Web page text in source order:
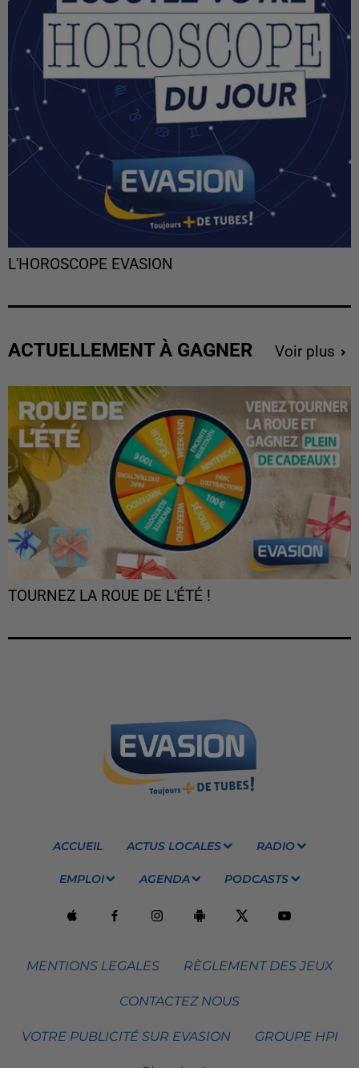
L'HOROSCOPE EVASION
ACTUELLEMENT À GAGNER Voir plus
TOURNEZ LA ROUE DE L'ÉTÉ !
ACCUEIL ACTUS LOCALES RADIO
EMPLOI AGENDA PODCASTS
MENTIONS LEGALES RÈGLEMENT DES JEUX
CONTACTEZ NOUS
VOTRE PUBLICITÉ SUR EVASION GROUPE HPI